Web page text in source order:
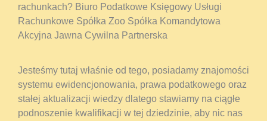
rachunkach? Biuro Podatkowe Księgowy Usługi
Rachunkowe Spółka Zoo Spółka Komandytowa
Akcyjna Jawna Cywilna Partnerska
Jesteśmy tutaj właśnie od tego, posiadamy znajomości
systemu ewidencjonowania, prawa podatkowego oraz
stałej aktualizacji wiedzy dlatego stawiamy na ciągłe
podnoszenie kwalifikacji w tej dziedzinie, aby nic nas